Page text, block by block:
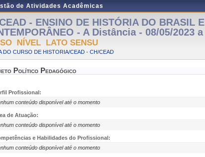
de Atividades Acadêmicas
- ENSINO DE HISTÓRIA DO BRASIL
- A Distância - 08/05/2023
NÍVEL LATO SENSU
DO CURSO DE HISTORIA/CEAD - CH/CEAD
Político Pedagógico
Profissional:
conteúdo disponível até o momento
de Atuação:
conteúdo disponível até o momento
e Habilidades do Profissional:
conteúdo disponível até o momento